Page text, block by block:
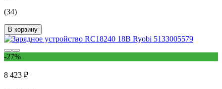
(34)
В корзину
-27%
8 423 ₽